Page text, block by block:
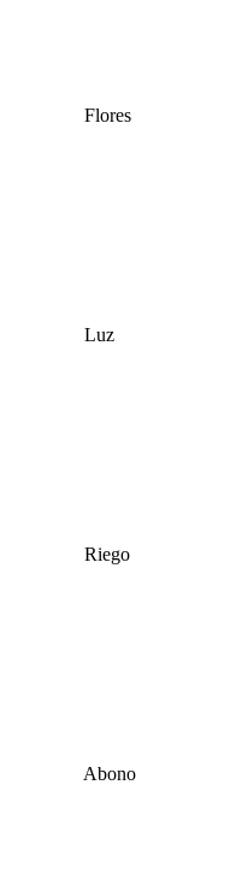
Flores
Luz
Riego
Abono